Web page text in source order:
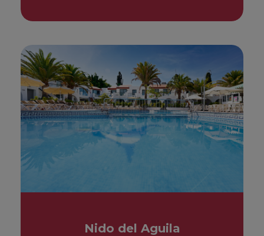
Nido del Aguila